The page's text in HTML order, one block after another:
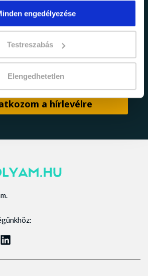
engedélyezése
Testreszabás
Elengedhetetlen
tájékoztatóban